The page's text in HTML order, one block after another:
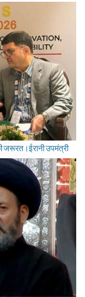
जरूरत।ईरानी उपमंत्री